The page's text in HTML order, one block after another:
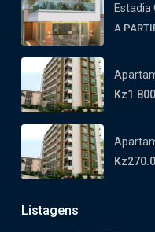
Estadia
A
Listagens